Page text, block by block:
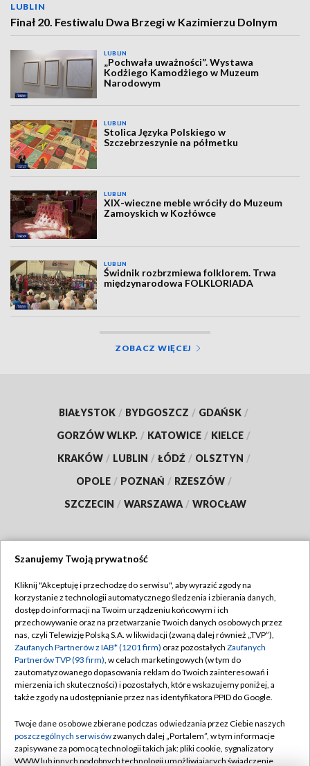
LUBLIN
Finał 20. Festiwalu Dwa Brzegi w Kazimierzu Dolnym
LUBLIN
„Pochwała uważności”. Wystawa
Kodżiego Kamodżiego w Muzeum
Narodowym
LUBLIN
Stolica Języka Polskiego w
Szczebrzeszynie na półmetku
LUBLIN
XIX-wieczne meble wróciły do Muzeum
Zamoyskich w Kozłówce
LUBLIN
Świdnik rozbrzmiewa folklorem. Trwa
międzynarodowa FOLKLORIADA
ZOBACZ WIĘCEJ
BIAŁYSTOK / BYDGOSZCZ / GDAŃSK /
GORZÓW WLKP. / KATOWICE / KIELCE /
KRAKÓW / LUBLIN / ŁÓDŹ / OLSZTYN /
OPOLE / POZNAŃ / RZESZÓW /
SZCZECIN / WARSZAWA / WROCŁAW
TVP
Abonament TVP
Emisja w TVP
Centrum informacji TVP
Naziemna Telewizja Cyfrowa
Rada Programowa
System NOS
Regulamin TVP
Polityka prywatności
Moje zgody
Pomoc
Kontakt
Szanujemy Twoją prywatność
Kliknij "Akceptuję i przechodzę do serwisu", aby wyrazić zgody na
korzystanie z technologii automatycznego śledzenia i zbierania danych,
dostęp do informacji na Twoim urządzeniu końcowym i ich
przechowywanie oraz na przetwarzanie Twoich danych osobowych przez
nas, czyli Telewizję Polską S.A. w likwidacji (zwaną dalej również „TVP”),
Zaufanych Partnerów z IAB* (1201 firm) oraz pozostałych Zaufanych
Partnerów TVP (93 firm), w celach marketingowych (w tym do
zautomatyzowanego dopasowania reklam do Twoich zainteresowań i
mierzenia ich skuteczności) i pozostałych, które wskazujemy poniżej, a
także zgody na udostępnianie przez nas identyfikatora PPID do Google.
Twoje dane osobowe zbierane podczas odwiedzania przez Ciebie naszych
poszczególnych serwisówzwanych dalej „Portalem”, w tym informacje
zapisywane za pomocą technologii takich jak: pliki cookie, sygnalizatory
WWW lub innych podobnych technologii umożliwiających świadczenie